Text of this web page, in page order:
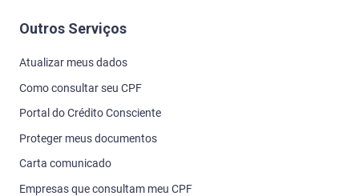
Outros Serviços
Atualizar meus dados
Como consultar seu CPF
Portal do Crédito Consciente
Proteger meus documentos
Carta comunicado
Empresas que consultam meu CPF